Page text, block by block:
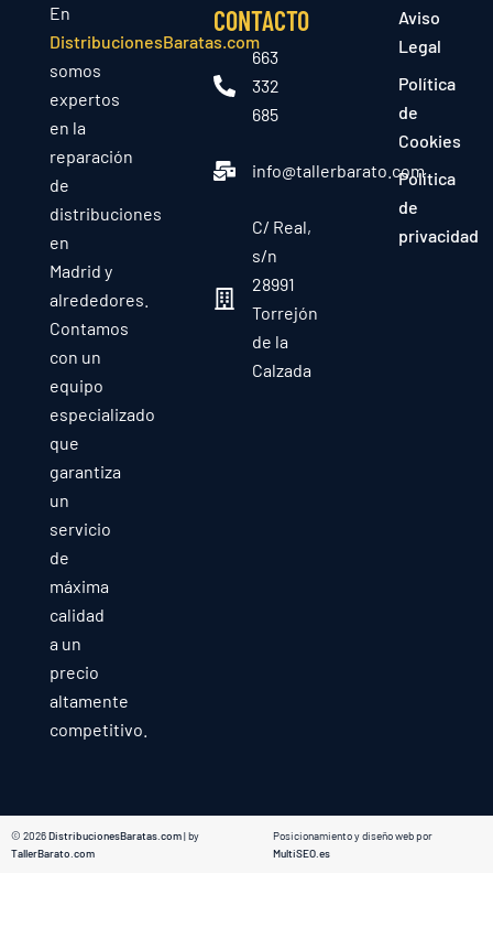
En
DistribucionesBaratas.com
somos
expertos
en la
reparación
de
distribuciones
en
Madrid y
alrededores.
Contamos
con un
equipo
especializado
que
garantiza
un
servicio
de
máxima
calidad
a un
precio
altamente
competitivo.
CONTACTO
663
332
685
info@tallerbarato.com
C/ Real,
s/n
28991
Torrejón
de la
Calzada
Aviso
Legal
Política
de
Cookies
Política
de
privacidad
© 2026DistribucionesBaratas.com| by
TallerBarato.com
Posicionamiento y diseño web por
MultiSEO.es